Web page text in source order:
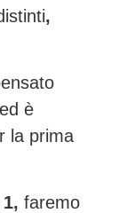
,
è
la prima
faremo